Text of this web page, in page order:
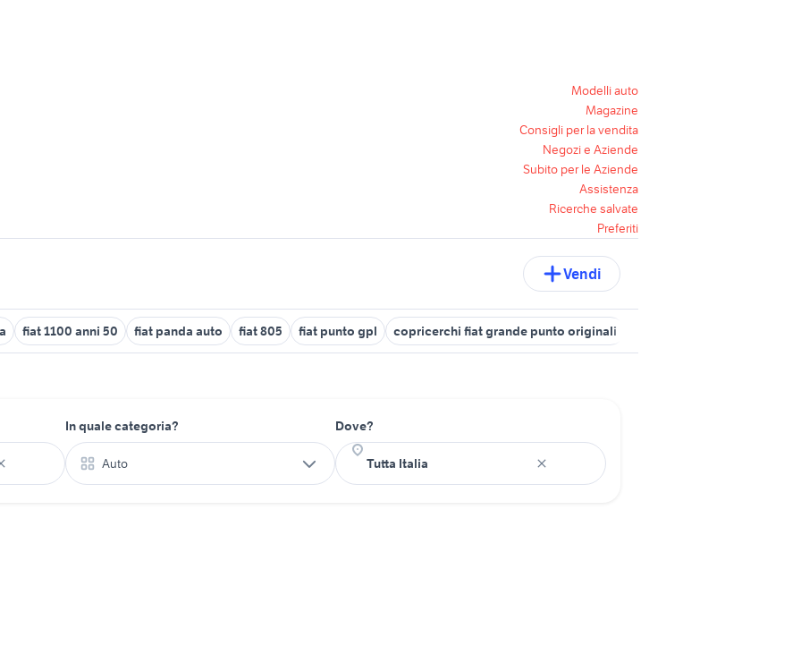
Modelli auto
Magazine
Consigli per la vendita
Negozi e Aziende
Subito per le Aziende
Assistenza
Ricerche salvate
Preferiti
Vendi
fiat 1100 anni 50 fiat panda auto fiat 805 fiat punto gpl copricerchi fiat grande punto originali
In quale categoria?
Auto
Dove?